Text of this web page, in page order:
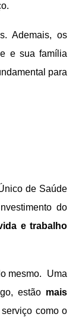
Ademais, os
e sua família
para
de Saúde
do
e trabalho
mesmo. Uma
estão mais
como o